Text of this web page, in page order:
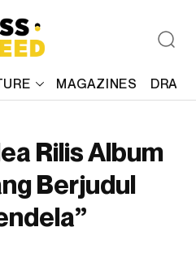
MAGAZINES
Rilis Album
Berjudul